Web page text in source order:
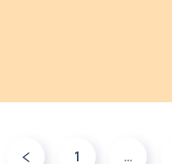
1 …